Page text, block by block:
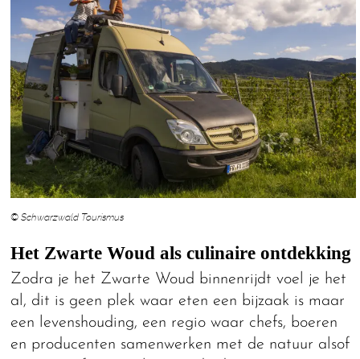
© Schwarzwald Tourismus
Het Zwarte Woud als culinaire ontdekking
Zodra je het Zwarte Woud binnenrijdt voel je het
al, dit is geen plek waar eten een bijzaak is maar
een levenshouding, een regio waar chefs, boeren
en producenten samenwerken met de natuur alsof